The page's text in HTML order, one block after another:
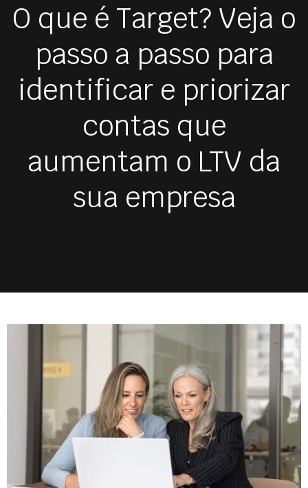
O que é Target? Veja o
passo a passo para
identificar e priorizar
contas que
aumentam o LTV da
sua empresa